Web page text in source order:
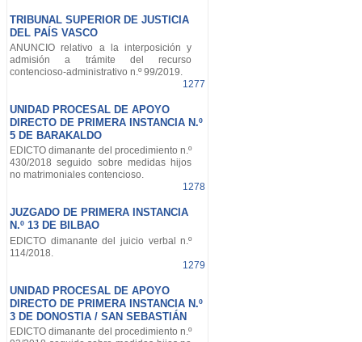
TRIBUNAL SUPERIOR DE JUSTICIA
DEL PAÍS VASCO
ANUNCIO relativo a la interposición y
admisión a trámite del recurso
contencioso-administrativo n.º 99/2019.
1277
UNIDAD PROCESAL DE APOYO
DIRECTO DE PRIMERA INSTANCIA N.º
5 DE BARAKALDO
EDICTO dimanante del procedimiento n.º
430/2018 seguido sobre medidas hijos
no matrimoniales contencioso.
1278
JUZGADO DE PRIMERA INSTANCIA
N.º 13 DE BILBAO
EDICTO dimanante del juicio verbal n.º
114/2018.
1279
UNIDAD PROCESAL DE APOYO
DIRECTO DE PRIMERA INSTANCIA N.º
3 DE DONOSTIA / SAN SEBASTIÁN
EDICTO dimanante del procedimiento n.º